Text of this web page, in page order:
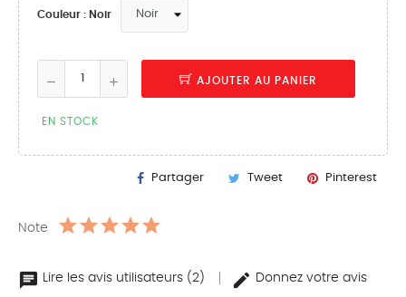
Couleur : Noir
AJOUTER AU PANIER
EN STOCK
Partager Tweet Pinterest
Note
Lire les avis utilisateurs (2) Donnez votre avis